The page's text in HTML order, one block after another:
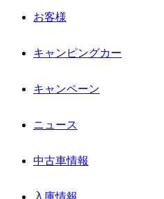
お客様
キャンピングカー
キャンペーン
ニュース
中古車情報